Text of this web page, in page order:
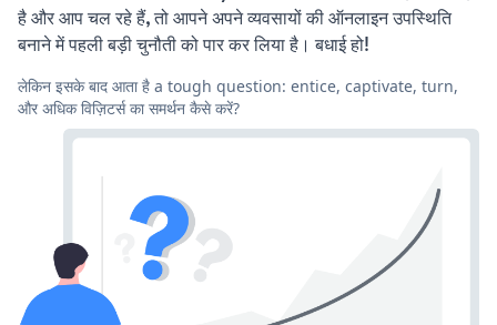
है और आप चल रहे हैं, तो आपने अपने व्यवसायों की ऑनलाइन उपस्थिति
बनाने में पहली बड़ी चुनौती को पार कर लिया है। बधाई हो!
लेकिन इसके बाद आता है a tough question: entice, captivate, turn,
और अधिक विज़िटर्स का समर्थन कैसे करें?